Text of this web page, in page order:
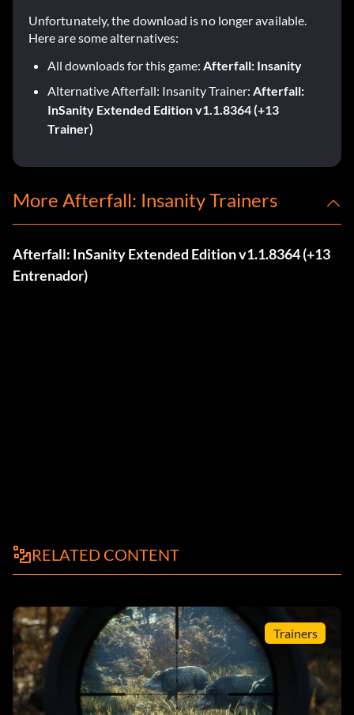
Unfortunately, the download is no longer available.
Here are some alternatives:
All downloads for this game: Afterfall: Insanity
Alternative Afterfall: Insanity Trainer: Afterfall:
InSanity Extended Edition v1.1.8364 (+13
Trainer)
More Afterfall: Insanity Trainers
Afterfall: InSanity Extended Edition v1.1.8364 (+13
Entrenador)
RELATED CONTENT
Trainers